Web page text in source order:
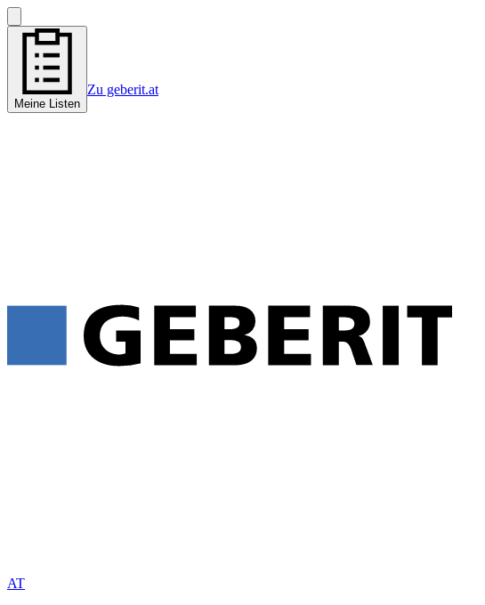
Meine Listen
Zu geberit.at
AT